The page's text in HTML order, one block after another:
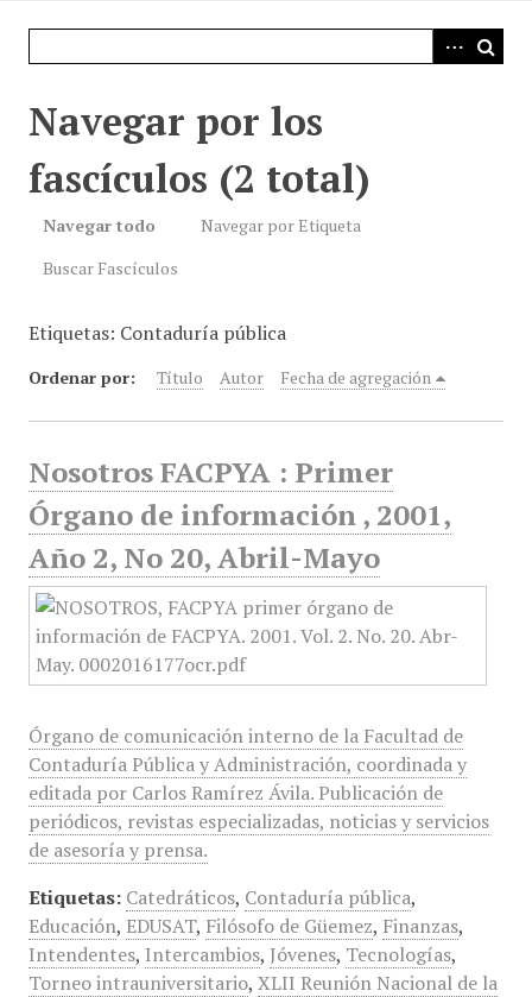
Navegar por los
fascículos (2 total)
Navegar todo
Navegar por Etiqueta
Buscar Fascículos
Etiquetas: Contaduría pública
Ordenar por: Título Autor Fecha de agregación
Nosotros FACPYA : Primer
Órgano de información , 2001,
Año 2, No 20, Abril-Mayo
Órgano de comunicación interno de la Facultad de
Contaduría Pública y Administración, coordinada y
editada por Carlos Ramírez Ávila. Publicación de
periódicos, revistas especializadas, noticias y servicios
de asesoría y prensa.
Etiquetas: Catedráticos, Contaduría pública,
Educación, EDUSAT, Filósofo de Güemez, Finanzas,
Intendentes, Intercambios, Jóvenes, Tecnologías,
Torneo intrauniversitario, XLII Reunión Nacional de la